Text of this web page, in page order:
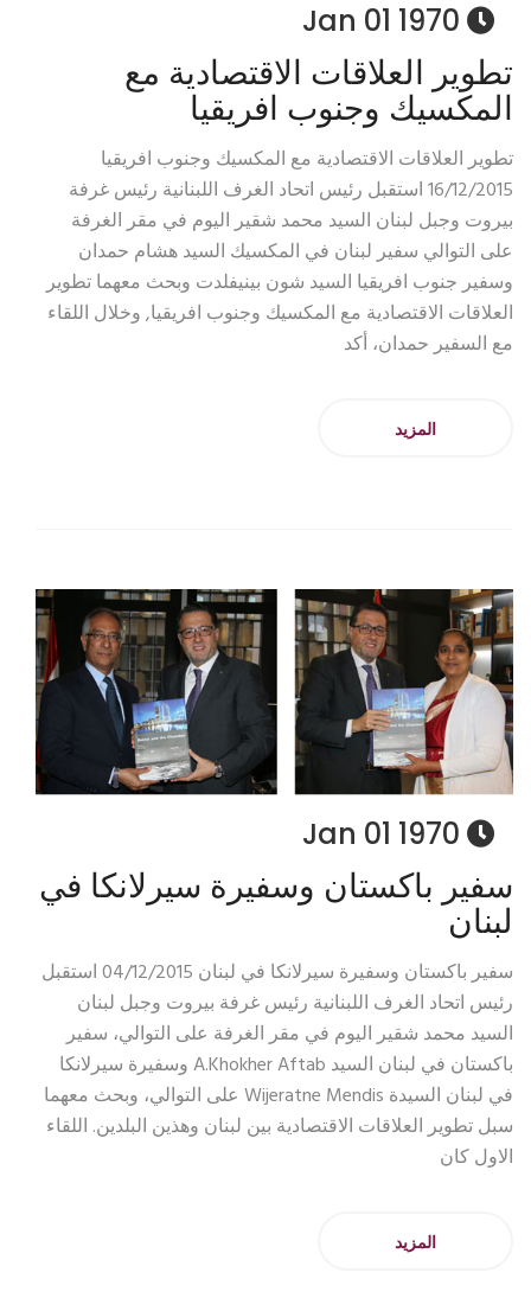
تطوير العلاقات الاقتصادية مع
المكسيك وجنوب افريقيا
تطوير العلاقات الاقتصادية مع المكسيك وجنوب افريقيا
16/12/2015 استقبل رئيس اتحاد الغرف اللبنانية رئيس غرفة
بيروت وجبل لبنان السيد محمد شقير اليوم في مقر الغرفة
على التوالي سفير لبنان في المكسيك السيد هشام حمدان
وسفير جنوب افريقيا السيد شون بينيفلدت وبحث معهما تطوير
العلاقات الاقتصادية مع المكسيك وجنوب افريقيا, وخلال اللقاء
مع السفير حمدان، أكد
المزيد
سفير باكستان وسفيرة سيرلانكا في
لبنان
سفير باكستان وسفيرة سيرلانكا في لبنان 04/12/2015 استقبل
رئيس اتحاد الغرف اللبنانية رئيس غرفة بيروت وجبل لبنان
السيد محمد شقير اليوم في مقر الغرفة على التوالي، سفير
باكستان في لبنان السيد A.Khokher Aftab وسفيرة سيرلانكا
في لبنان السيدة Wijeratne Mendis على التوالي، وبحث معهما
سبل تطوير العلاقات الاقتصادية بين لبنان وهذين البلدين. اللقاء
الاول كان
المزيد